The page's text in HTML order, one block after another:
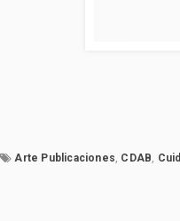
Arte Publicaciones, CDAB,